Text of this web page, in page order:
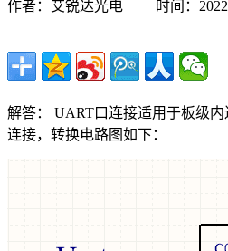
作者： 艾锐达光电 时间：
解答： UART口连接适用于板级
连接，转换电路图如下：